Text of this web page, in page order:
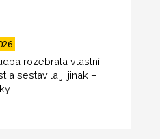
rozebrala vlastní
a sestavila ji jinak –